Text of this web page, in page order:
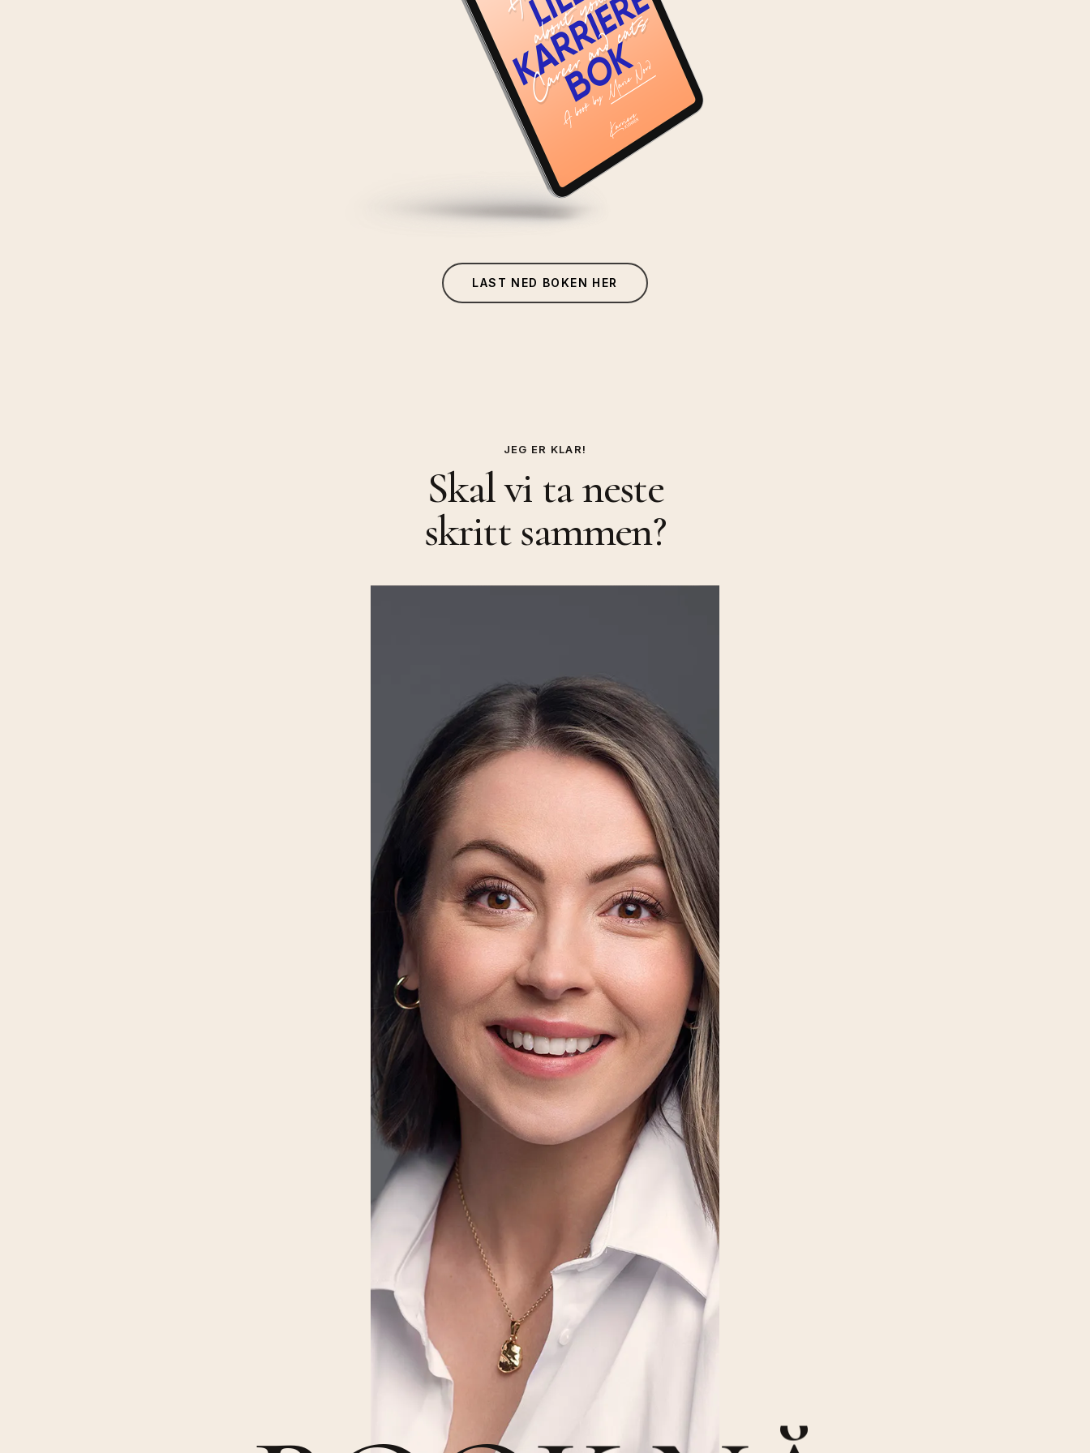
LAST NED BOKEN HER
JEG ER KLAR!
Skal vi ta neste
skritt sammen?